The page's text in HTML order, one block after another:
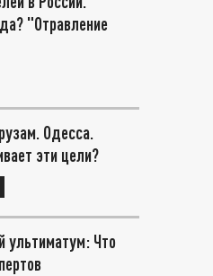
"Отравление
Одесса.
эти цели?
ультиматум: Что